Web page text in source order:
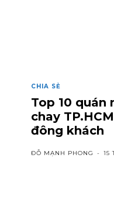
CHIA SẺ
Top 10 quán
chay
đông khách
ĐỖ MẠNH PHONG - 15